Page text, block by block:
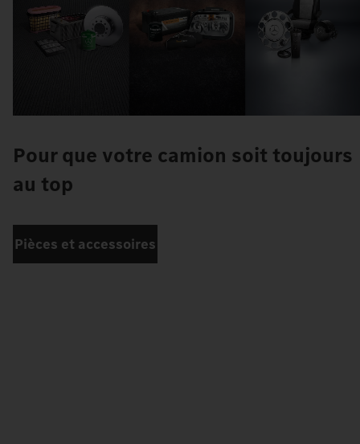
Pour que votre camion soit toujours
au top
Pièces et accessoires